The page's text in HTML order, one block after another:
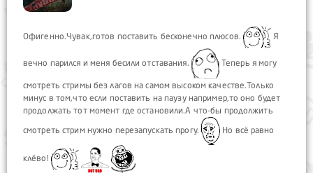
Офигенно.Чувак,готов поставить бесконечно плюсов. Я
вечно парился и меня бесили отставания. Теперь я могу
смотреть стримы без лагов на самом высоком качестве.Только
минус в том,что если поставить на паузу например,то оно будет
продолжать тот момент где остановили.А что-бы продолжить
смотреть стрим нужно перезапускать прогу.
Но всё равно
клёво!